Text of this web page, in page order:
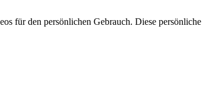
für den persönlichen Gebrauch. Diese persönliche